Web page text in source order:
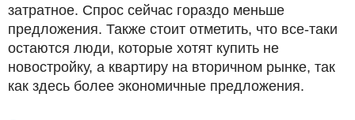
затратное. Спрос сейчас гораздо меньше
предложения. Также стоит отметить, что все-таки
остаются люди, которые хотят купить не
новостройку, а квартиру на вторичном рынке, так
как здесь более экономичные предложения.